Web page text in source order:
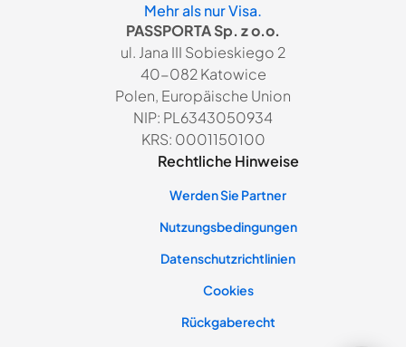
Mehr als nur Visa.
PASSPORTA Sp. z o.o.
ul. Jana III Sobieskiego 2
40-082 Katowice
Polen, Europäische Union
NIP: PL6343050934
KRS: 0001150100
Rechtliche Hinweise
Werden Sie Partner
Nutzungsbedingungen
Datenschutzrichtlinien
Cookies
Rückgaberecht